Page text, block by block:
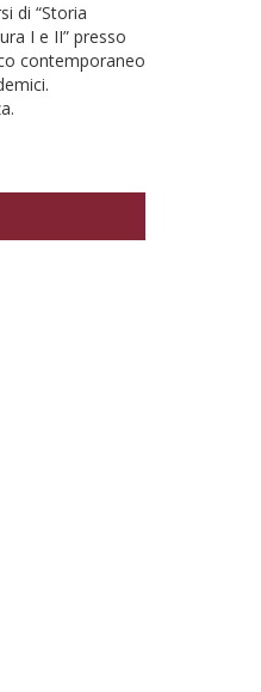
di “Storia
I e II” presso
contemporaneo